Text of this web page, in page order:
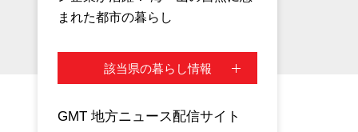
まれた都市の暮らし
該当県の暮らし情報
GMT 地方ニュース配信サイト